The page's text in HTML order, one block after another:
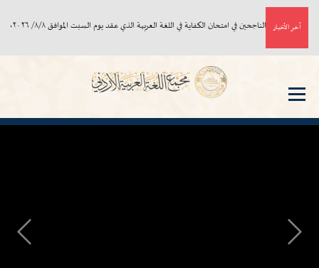
آخر الأخبارأسماء الناجحين في امتحان الكفاية في اللغة العربية الذي عقد يوم السبت الموافق ٨/٨/ ٢٠٢٦م
Previous
Next